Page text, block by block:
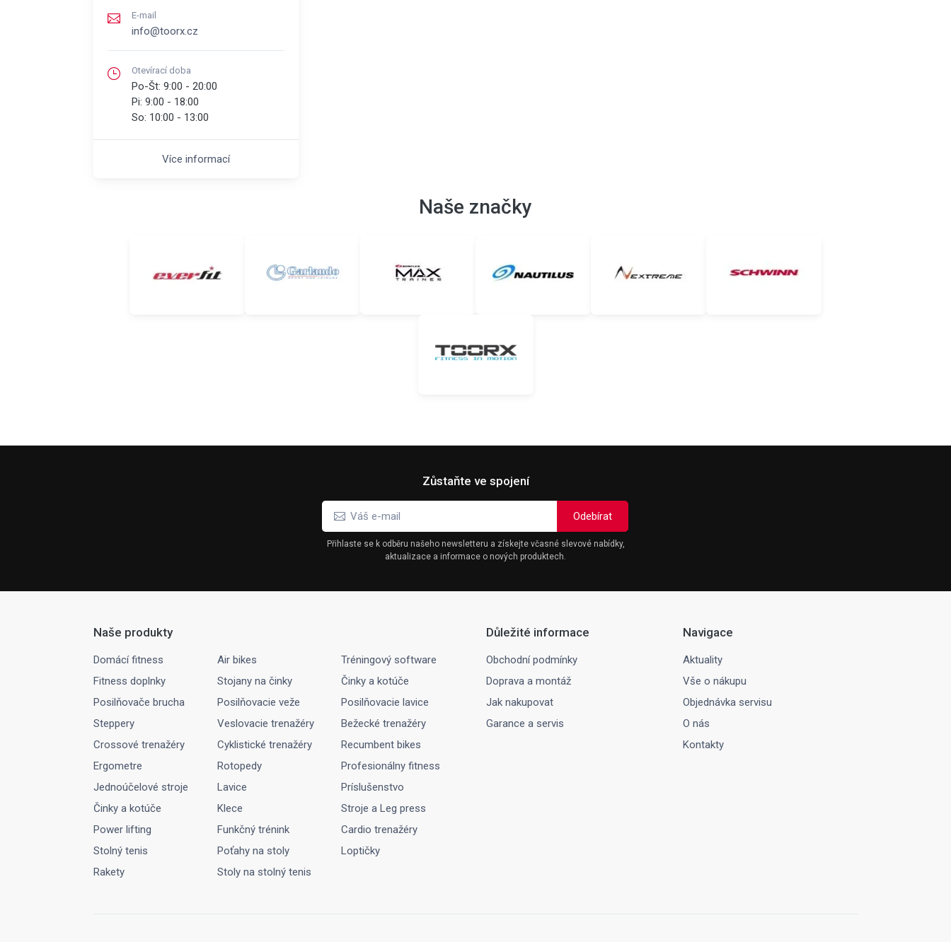
E-mail
info@toorx.cz
Otevírací doba
Po-Št: 9:00 - 20:00
Pi: 9:00 - 18:00
So: 10:00 - 13:00
Více informací
Naše značky
Zůstaňte ve spojení
Přihlaste se k odběru našeho newsletteru a získejte včasné slevové nabídky,
aktualizace a informace o nových produktech.
Naše produkty
Domácí fitness Air bikes
Tréningový software
Fitness doplnky
Stojany na činky
Činky a kotúče
Posilňovače brucha
Posilňovacie veže
Posilňovacie lavice
Steppery
Veslovacie trenažéry
Bežecké trenažéry
Crossové trenažéry
Cyklistické trenažéry
Recumbent bikes
Ergometre
Rotopedy
Profesionálny fitness
Jednoúčelové stroje
Lavice
Príslušenstvo
Činky a kotúče
Klece
Stroje a Leg press
Power lifting
Funkčný trénink
Cardio trenažéry
Stolný tenis
Poťahy na stoly
Loptičky
Rakety
Stoly na stolný tenis
Důležité informace
Obchodní podmínky
Doprava a montáž
Jak nakupovat
Garance a servis
Navigace
Aktuality
Vše o nákupu
Objednávka servisu
O nás
Kontakty